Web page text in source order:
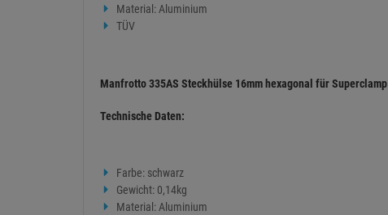
Material: Aluminium
TÜV
Manfrotto 335AS Steckhülse 16mm hexagonal für Superclamp
Technische Daten:
Farbe: schwarz
Gewicht: 0,14kg
Material: Aluminium